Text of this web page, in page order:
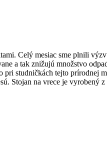
Celý mesiac sme plnili
a tak znižujú množstvo
studničkách tejto
Stojan na vrece je